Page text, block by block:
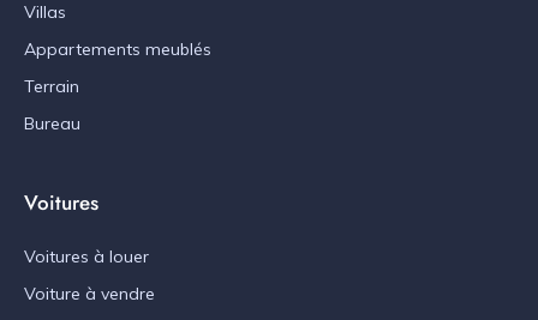
Villas
Appartements meublés
Terrain
Bureau
Voitures
Voitures à louer
Voiture à vendre